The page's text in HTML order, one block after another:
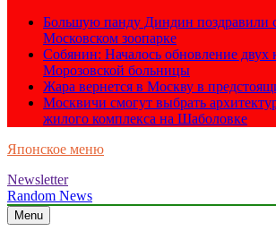
Большую панду Диндин поздравили
Московском зоопарке
Собянин: Началось обновление двух
Морозовской больницы
Жара вернется в Москву в
Москвичи смогут выбрать
жилого комплекса на Шаболовке
Японское меню
Newsletter
Random News
Menu